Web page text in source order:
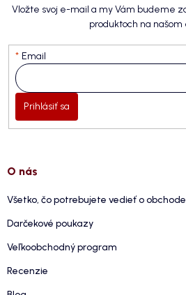
Vložte svoj e-mail a my Vám budeme
produktoch na našom
Email
Prihlásiť sa
O nás
Všetko, čo potrebujete vedieť o obchode
Darčekové poukazy
Veľkoobchodný program
Recenzie